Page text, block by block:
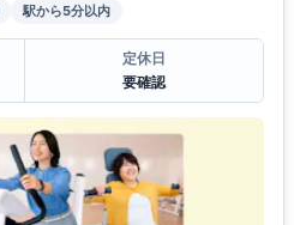
駅から5分以内
定休日
要確認